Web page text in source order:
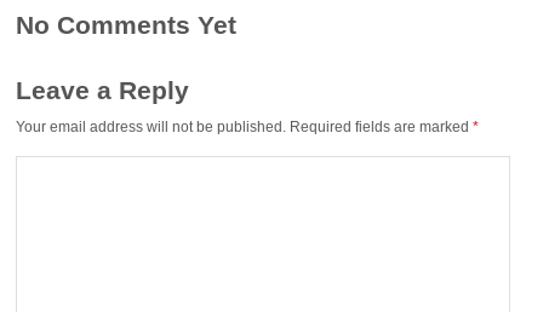
No Comments Yet
Leave a Reply
Your email address will not be published. Required fields are marked*